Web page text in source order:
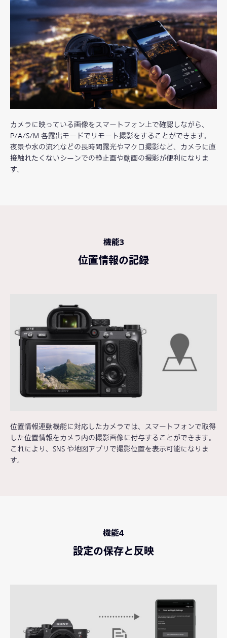
カメラに映っている画像をスマートフォン上で確認しながら、
P/A/S/M 各露出モードでリモート撮影をすることができます。
夜景や水の流れなどの長時間露光やマクロ撮影など、カメラに直
接触れたくないシーンでの静止画や動画の撮影が便利になりま
す。
機能3
位置情報の記録
位置情報連動機能に対応したカメラでは、スマートフォンで取得
した位置情報をカメラ内の撮影画像に付与することができます。
これにより、SNS や地図アプリで撮影位置を表示可能になりま
す。
機能4
設定の保存と反映